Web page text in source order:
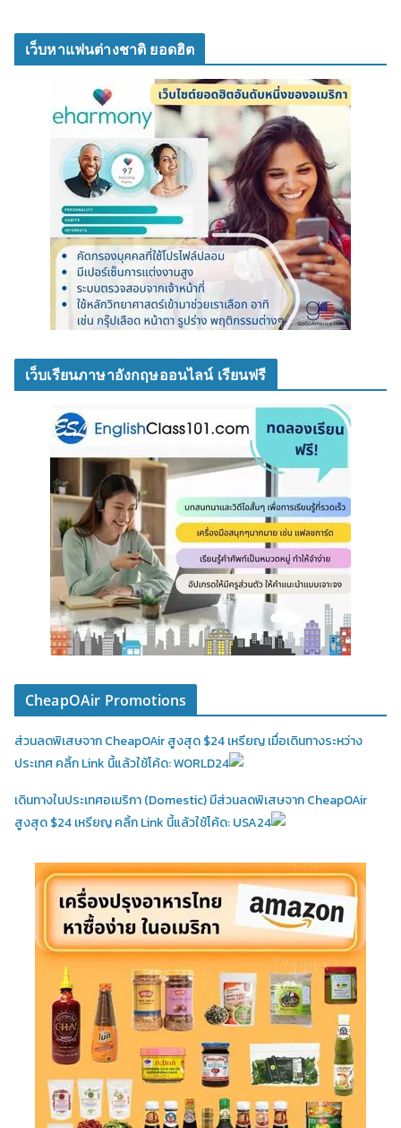
เว็บหาแฟนต่างชาติ ยอดฮิต
เว็บเรียนภาษาอังกฤษออนไลน์ เรียนฟรี
CheapOAir Promotions
ส่วนลดพิเสษจาก CheapOAir สูงสุด $24 เหรียญ เมื่อเดินทางระหว่าง
ประเทศ คลิ้ก Link นี้แล้วใช้โค้ด: WORLD24
เดินทางในประเทศอเมริกา (Domestic)มีส่วนลดพิเสษจาก CheapOAir
สูงสุด $24 เหรียญ คลิ้ก Link นี้แล้วใช้โค้ด: USA24